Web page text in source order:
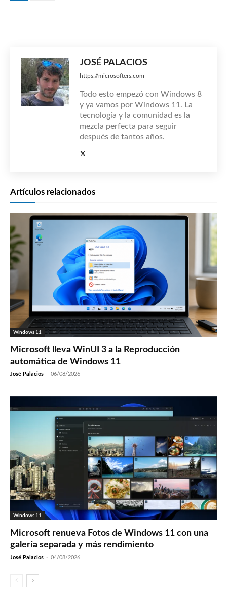
JOSÉ PALACIOS
https://microsofters.com
Todo esto empezó con Windows 8
y ya vamos por Windows 11. La
tecnología y la comunidad es la
mezcla perfecta para seguir
después de tantos años.
Artículos relacionados
Windows 11
Microsoft lleva WinUI 3 a la Reproducción
automática de Windows 11
José Palacios - 06/08/2026
Windows 11
Microsoft renueva Fotos de Windows 11 con una
galería separada y más rendimiento
José Palacios - 04/08/2026